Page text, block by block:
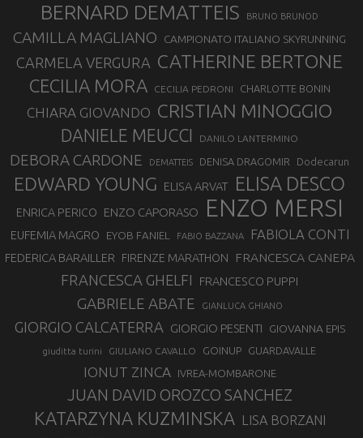
BERNARD DEMATTEIS BRUNO BRUNOD
CAMILLA MAGLIANO CAMPIONATO ITALIANO SKYRUNNING
CARMELA VERGURA CATHERINE BERTONE
CECILIA MORA CECILIA PEDRONI CHARLOTTE BONIN
CHIARA GIOVANDO CRISTIAN MINOGGIO
DANIELE MEUCCI DANILO LANTERMINO
DEBORA CARDONE DEMATTEIS DENISA DRAGOMIR Dodecarun
EDWARD YOUNG ELISA ARVAT ELISA DESCO
ENRICA PERICO ENZO CAPORASO ENZO MERSI
EUFEMIA MAGRO EYOB FANIEL FABIO BAZZANA FABIOLA CONTI
FEDERICA BARAILLER FIRENZE MARATHON FRANCESCA CANEPA
FRANCESCA GHELFI FRANCESCO PUPPI
GABRIELE ABATE GIANLUCA GHIANO
GIORGIO CALCATERRA GIORGIO PESENTI GIOVANNA EPIS
giuditta turini GIULIANO CAVALLO GOINUP GUARDAVALLE
IONUT ZINCA IVREA-MOMBARONE
JUAN DAVID OROZCO SANCHEZ
KATARZYNA KUZMINSKA LISA BORZANI